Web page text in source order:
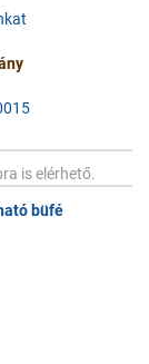
is elérhető.
büfé